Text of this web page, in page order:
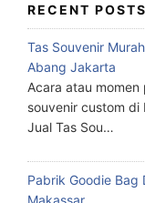
RECENT POSTS
Tas Souvenir
Abang Jakarta
Acara atau
souvenir custom di
Jual Tas Sou…
Pabrik Goodie Bag